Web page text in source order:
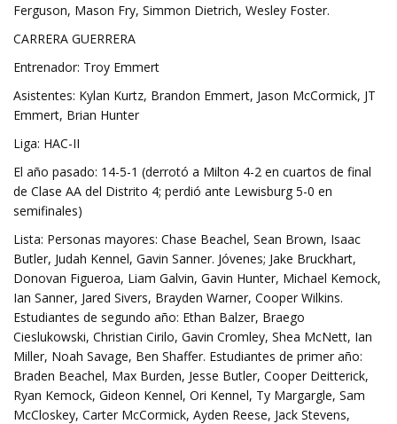
Ferguson, Mason Fry, Simmon Dietrich, Wesley Foster.
CARRERA GUERRERA
Entrenador: Troy Emmert
Asistentes: Kylan Kurtz, Brandon Emmert, Jason McCormick, JT
Emmert, Brian Hunter
Liga: HAC-II
El año pasado: 14-5-1 (derrotó a Milton 4-2 en cuartos de final
de Clase AA del Distrito 4; perdió ante Lewisburg 5-0 en
semifinales)
Lista: Personas mayores: Chase Beachel, Sean Brown, Isaac
Butler, Judah Kennel, Gavin Sanner. Jóvenes; Jake Bruckhart,
Donovan Figueroa, Liam Galvin, Gavin Hunter, Michael Kemock,
Ian Sanner, Jared Sivers, Brayden Warner, Cooper Wilkins.
Estudiantes de segundo año: Ethan Balzer, Braego
Cieslukowski, Christian Cirilo, Gavin Cromley, Shea McNett, Ian
Miller, Noah Savage, Ben Shaffer. Estudiantes de primer año:
Braden Beachel, Max Burden, Jesse Butler, Cooper Deitterick,
Ryan Kemock, Gideon Kennel, Ori Kennel, Ty Margargle, Sam
McCloskey, Carter McCormick, Ayden Reese, Jack Stevens,